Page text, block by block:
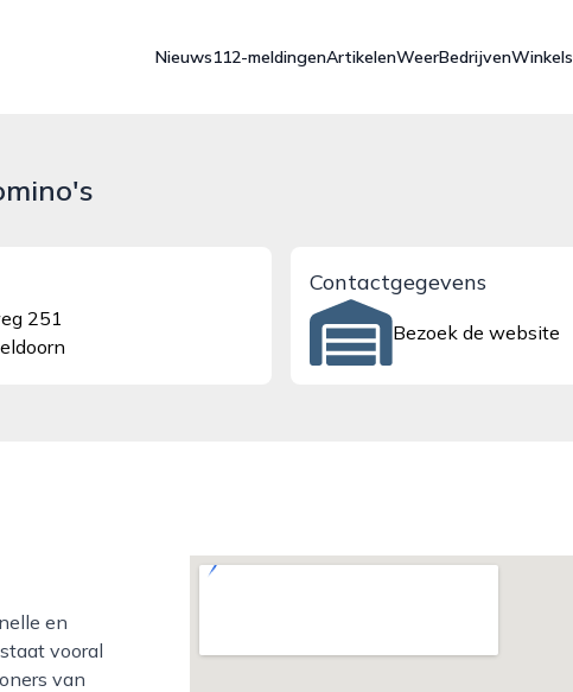
Nieuws112-meldingenArtikelenWeerBedrijvenWinkels
251
Contactgegevens
Bezoek de website
vooral
van